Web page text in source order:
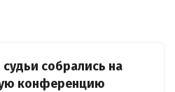
собрались на
конференцию